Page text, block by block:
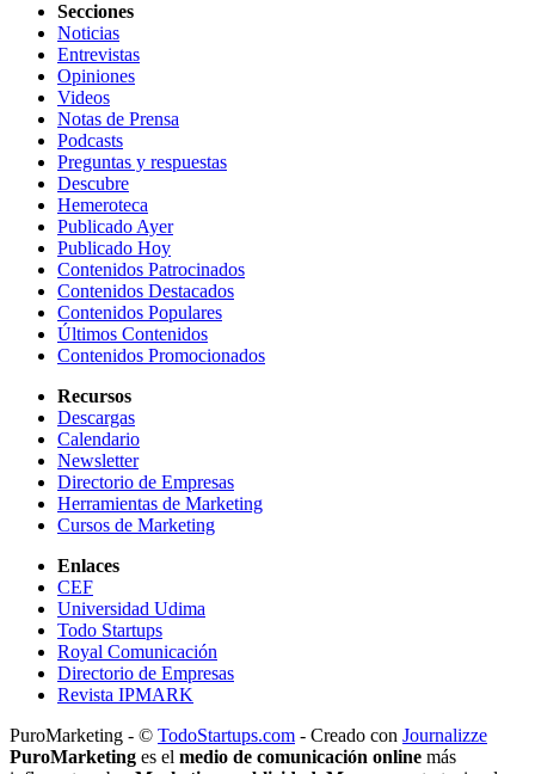
Secciones
Noticias
Entrevistas
Opiniones
Videos
Notas de Prensa
Podcasts
Preguntas y respuestas
Descubre
Hemeroteca
Publicado Ayer
Publicado Hoy
Contenidos Patrocinados
Contenidos Destacados
Contenidos Populares
Últimos Contenidos
Contenidos Promocionados
Recursos
Descargas
Calendario
Newsletter
Directorio de Empresas
Herramientas de Marketing
Cursos de Marketing
Enlaces
CEF
Universidad Udima
Todo Startups
Royal Comunicación
Directorio de Empresas
Revista IPMARK
PuroMarketing - © TodoStartups.com - Creado con Journalizze
PuroMarketing es el medio de comunicación online más